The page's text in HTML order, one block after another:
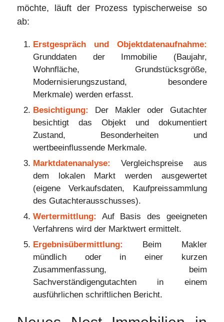
möchte, läuft der Prozess typischerweise so
ab:
Erstgespräch und Objektdatenaufnahme:
Grunddaten der Immobilie (Baujahr,
Wohnfläche, Grundstücksgröße,
Modernisierungszustand, besondere
Merkmale) werden erfasst.
Besichtigung: Der Makler oder Gutachter
besichtigt das Objekt und dokumentiert
Zustand, Besonderheiten und
wertbeeinflussende Merkmale.
Marktdatenanalyse: Vergleichspreise aus
dem lokalen Markt werden ausgewertet
(eigene Verkaufsdaten, Kaufpreissammlung
des Gutachterausschusses).
Wertermittlung: Auf Basis des geeigneten
Verfahrens wird der Marktwert ermittelt.
Ergebnisübermittlung: Beim Makler
mündlich oder in einer kurzen
Zusammenfassung, beim
Sachverständigengutachten in einem
ausführlichen schriftlichen Bericht.